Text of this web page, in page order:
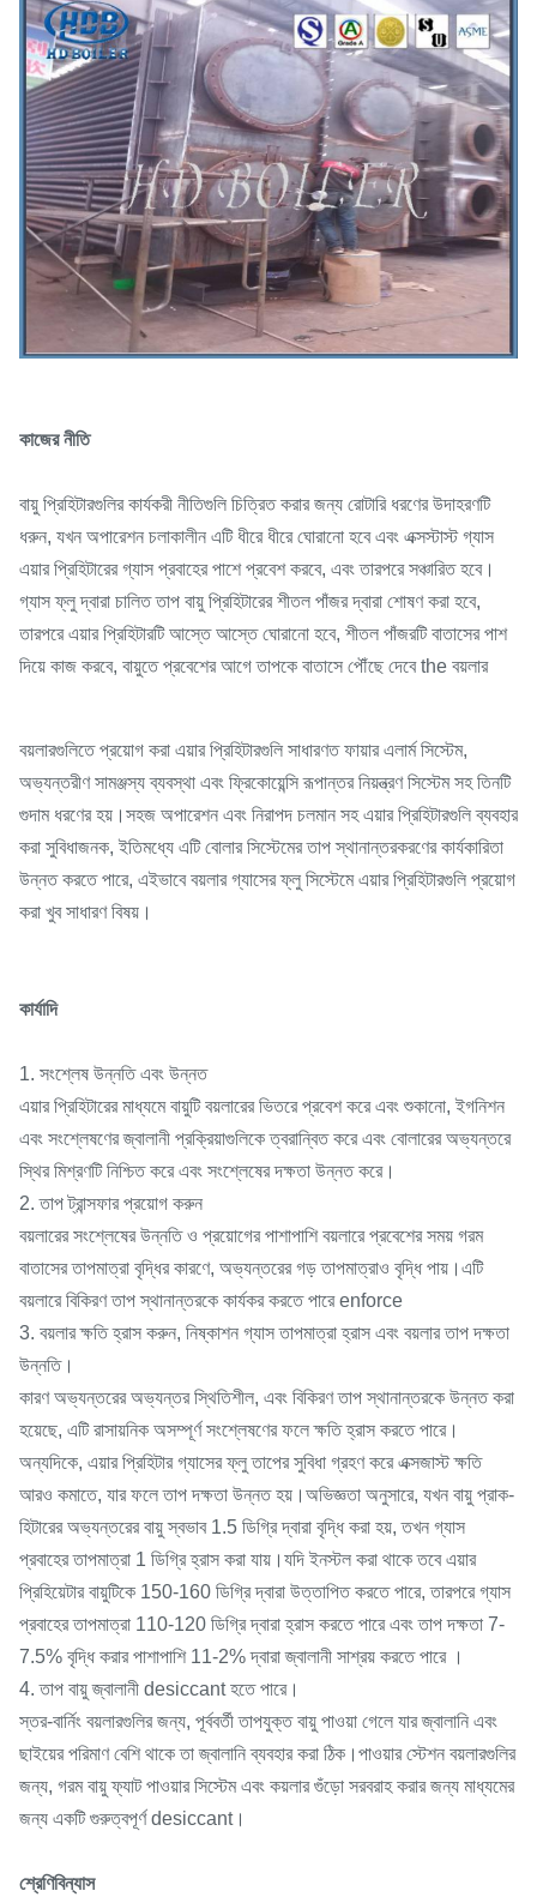
কাজের নীতি
বায়ু প্রিহিটারগুলির কার্যকরী নীতিগুলি চিত্রিত করার জন্য রোটারি ধরণের উদাহরণটি
ধরুন, যখন অপারেশন চলাকালীন এটি ধীরে ধীরে ঘোরানো হবে এবং এক্সস্টাস্ট গ্যাস
এয়ার প্রিহিটারের গ্যাস প্রবাহের পাশে প্রবেশ করবে, এবং তারপরে সঞ্চারিত হবে।
গ্যাস ফ্লু দ্বারা চালিত তাপ বায়ু প্রিহিটারের শীতল পাঁজর দ্বারা শোষণ করা হবে,
তারপরে এয়ার প্রিহিটারটি আস্তে আস্তে ঘোরানো হবে, শীতল পাঁজরটি বাতাসের পাশ
দিয়ে কাজ করবে, বায়ুতে প্রবেশের আগে তাপকে বাতাসে পৌঁছে দেবে the বয়লার
বয়লারগুলিতে প্রয়োগ করা এয়ার প্রিহিটারগুলি সাধারণত ফায়ার এলার্ম সিস্টেম,
অভ্যন্তরীণ সামঞ্জস্য ব্যবস্থা এবং ফ্রিকোয়েন্সি রূপান্তর নিয়ন্ত্রণ সিস্টেম সহ তিনটি
গুদাম ধরণের হয়।সহজ অপারেশন এবং নিরাপদ চলমান সহ এয়ার প্রিহিটারগুলি ব্যবহার
করা সুবিধাজনক, ইতিমধ্যে এটি বোলার সিস্টেমের তাপ স্থানান্তরকরণের কার্যকারিতা
উন্নত করতে পারে, এইভাবে বয়লার গ্যাসের ফ্লু সিস্টেমে এয়ার প্রিহিটারগুলি প্রয়োগ
করা খুব সাধারণ বিষয়।
কার্যাদি
1. সংশ্লেষ উন্নতি এবং উন্নত
এয়ার প্রিহিটারের মাধ্যমে বায়ুটি বয়লারের ভিতরে প্রবেশ করে এবং শুকানো, ইগনিশন
এবং সংশ্লেষণের জ্বালানী প্রক্রিয়াগুলিকে ত্বরান্বিত করে এবং বোলারের অভ্যন্তরে
স্থির মিশ্রণটি নিশ্চিত করে এবং সংশ্লেষের দক্ষতা উন্নত করে।
2. তাপ ট্রান্সফার প্রয়োগ করুন
বয়লারের সংশ্লেষের উন্নতি ও প্রয়োগের পাশাপাশি বয়লারে প্রবেশের সময় গরম
বাতাসের তাপমাত্রা বৃদ্ধির কারণে, অভ্যন্তরের গড় তাপমাত্রাও বৃদ্ধি পায়।এটি
বয়লারে বিকিরণ তাপ স্থানান্তরকে কার্যকর করতে পারে enforce
3. বয়লার ক্ষতি হ্রাস করুন, নিষ্কাশন গ্যাস তাপমাত্রা হ্রাস এবং বয়লার তাপ দক্ষতা
উন্নতি।
কারণ অভ্যন্তরের অভ্যন্তর স্থিতিশীল, এবং বিকিরণ তাপ স্থানান্তরকে উন্নত করা
হয়েছে, এটি রাসায়নিক অসম্পূর্ণ সংশ্লেষণের ফলে ক্ষতি হ্রাস করতে পারে।
অন্যদিকে, এয়ার প্রিহিটার গ্যাসের ফ্লু তাপের সুবিধা গ্রহণ করে এক্সজাস্ট ক্ষতি
আরও কমাতে, যার ফলে তাপ দক্ষতা উন্নত হয়।অভিজ্ঞতা অনুসারে, যখন বায়ু প্রাক-
হিটারের অভ্যন্তরের বায়ু স্বভাব 1.5 ডিগ্রি দ্বারা বৃদ্ধি করা হয়, তখন গ্যাস
প্রবাহের তাপমাত্রা 1 ডিগ্রি হ্রাস করা যায়।যদি ইনস্টল করা থাকে তবে এয়ার
প্রিহিয়েটার বায়ুটিকে 150-160 ডিগ্রি দ্বারা উত্তাপিত করতে পারে, তারপরে গ্যাস
প্রবাহের তাপমাত্রা 110-120 ডিগ্রি দ্বারা হ্রাস করতে পারে এবং তাপ দক্ষতা 7-
7.5% বৃদ্ধি করার পাশাপাশি 11-2% দ্বারা জ্বালানী সাশ্রয় করতে পারে ।
4. তাপ বায়ু জ্বালানী desiccant হতে পারে।
স্তর-বার্নিং বয়লারগুলির জন্য, পূর্ববর্তী তাপযুক্ত বায়ু পাওয়া গেলে যার জ্বালানি এবং
ছাইয়ের পরিমাণ বেশি থাকে তা জ্বালানি ব্যবহার করা ঠিক।পাওয়ার স্টেশন বয়লারগুলির
জন্য, গরম বায়ু ফ্যাট পাওয়ার সিস্টেম এবং কয়লার গুঁড়ো সরবরাহ করার জন্য মাধ্যমের
জন্য একটি গুরুত্বপূর্ণ desiccant।
শ্রেণিবিন্যাস